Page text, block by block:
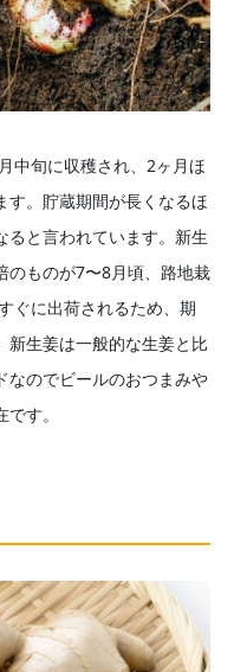
中旬に収穫され、2ヶ月ほ
す。貯蔵期間が長くなるほ
ると言われています。新生
のものが7〜8月頃、路地栽
ぐに出荷されるため、期
新生姜は一般的な生姜と比
なのでビールのおつまみや
す。